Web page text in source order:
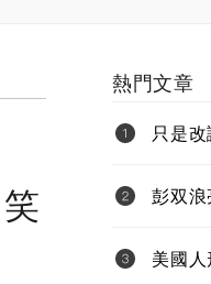
熱門文章
只是
彭双
功耗新
美國